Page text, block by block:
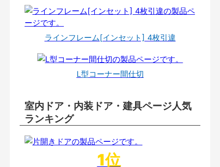
ラインフレーム[インセット] 4枚引違
L型コーナー間仕切
室内ドア・内装ドア・建具ページ人気
ランキング